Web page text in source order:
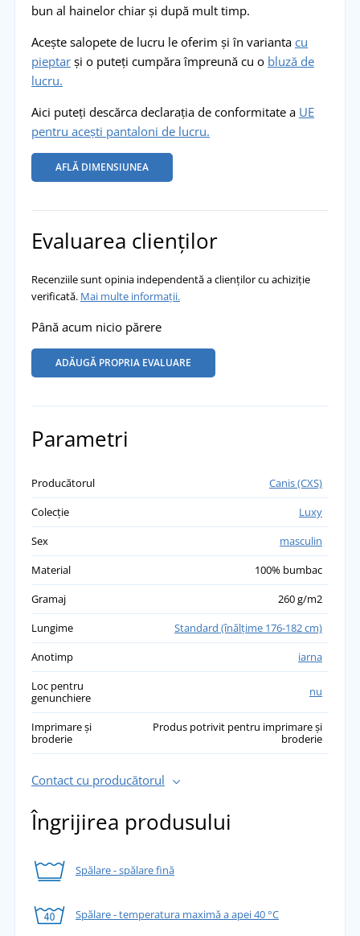
bun al hainelor chiar și după mult timp.
Acește salopete de lucru le oferim și în varianta cu
pieptarși o puteți cumpăra împreună cu o bluză de
lucru.
Aici puteți descărca declarația de conformitate a UE
pentru acești pantaloni de lucru.
AFLĂ DIMENSIUNEA
Evaluarea clienților
Recenziile sunt opinia independentă a clienților cu achiziție
verificată. Mai multe informații.
Până acum nicio părere
ADĂUGĂ PROPRIA EVALUARE
Parametri
Producătorul
Canis (CXS)
Colecție
Luxy
Sex
masculin
Material
100% bumbac
Gramaj
260 g/m2
Lungime
Standard (înălţime 176-182 cm)
Anotimp
iarna
Loc pentru
genunchiere
nu
Imprimare și
broderie
Produs potrivit pentru imprimare și
broderie
Contact cu producătorul
Îngrijirea produsului
Spălare - spălare fină
Spălare - temperatura maximă a apei 40 °C